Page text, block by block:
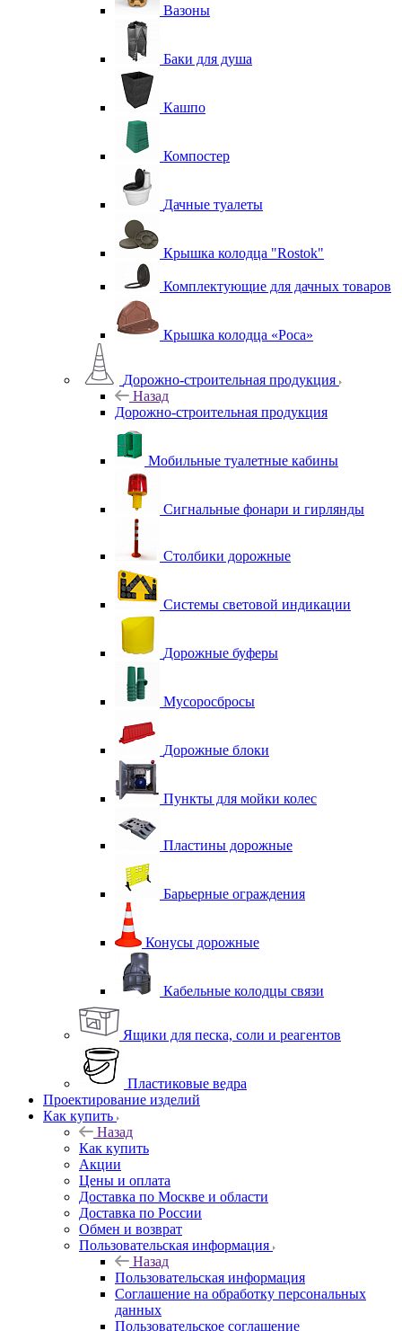
Вазоны
Баки для душа
Кашпо
Компостер
Дачные туалеты
Крышка колодца "Rostok"
Комплектующие для дачных товаров
Крышка колодца «Роса»
Дорожно-строительная продукция
Назад
Дорожно-строительная продукция
Мобильные туалетные кабины
Сигнальные фонари и гирлянды
Столбики дорожные
Системы световой индикации
Дорожные буферы
Мусоросбросы
Дорожные блоки
Пункты для мойки колес
Пластины дорожные
Барьерные ограждения
Конусы дорожные
Кабельные колодцы связи
Ящики для песка, соли и реагентов
Пластиковые ведра
Проектирование изделий
Как купить
Назад
Как купить
Акции
Цены и оплата
Доставка по Москве и области
Доставка по России
Обмен и возврат
Пользовательская информация
Назад
Пользовательская информация
Соглашение на обработку персональных
данных
Пользовательское соглашение